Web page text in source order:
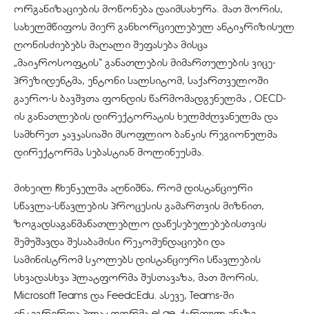
ორგანიზაციების მოწონება დაიმსახურა. მათ შორის,
სახელმწიფოს მიერ განხორციელებულ ანტიკრიზისულ
ღონისძიებებს მაღალი შეფასება მისცა
„მაიკროსოფტის“ განათლების მიმართულების ვიცე-
პრეზიდენტმა, ენტონი სალსიტომ, საქართველოში
გაერო-ს ბავშვთა ფონდის წარმომადგენელმა , OECD-
ის განათლების დირექტორატის ხელმძღვანელმა და
სამხრეთ კავკასიაში მსოფლიო ბანკის რეგიონულმა
დირექტორმა სებასტიან მოლინეუსმა.
მიხეილ ჩხენკელმა აღნიშნა, რომ დისტანციური
სწავლა-სწავლების პროცესის გამართვის მიზნით,
ზოგადსაგანმანათლებლო დაწესებულებებისთვის
შემუშავდა შესაბამისი რეკომენდაციები და
სამინისტრომ სკოლებს დისტანციური სწავლების
სხვადასხვა პლატფორმა შესთავაზა, მათ შორის,
Microsoft Teams და FeedcEdu. ასევე, Teams-ში